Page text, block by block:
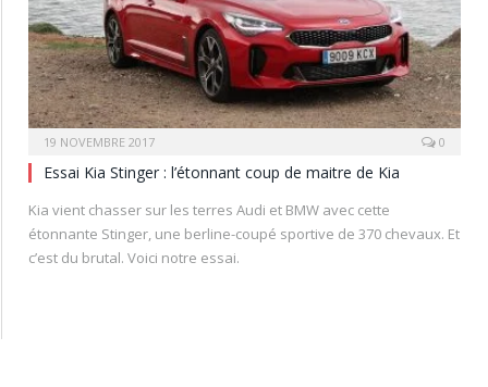
19 NOVEMBRE 2017 0
Essai Kia Stinger : l’étonnant coup de maitre de Kia
Kia vient chasser sur les terres Audi et BMW avec cette
étonnante Stinger, une berline-coupé sportive de 370 chevaux. Et
c’est du brutal. Voici notre essai.